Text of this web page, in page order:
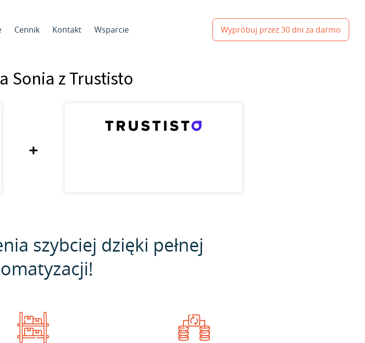
Cennik Kontakt Wsparcie Wypróbuj przez 30 dni za darmo
Sonia z Trustisto
+
szybciej dzięki pełnej